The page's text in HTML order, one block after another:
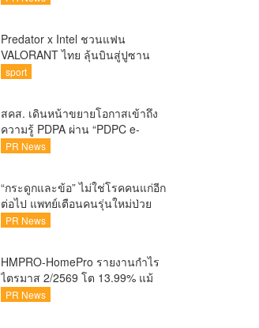
Predator x Intel ชวนแฟน
VALORANT ไทย ลุ้นบินสู่ปูซาน
เชียร์ศึก VCT Pacific Finals Busan
สู่ปูซาน แบบติดขอบสนาม พร้อม
กิจกรรมสุดพิเศษตลอดทัวร์นาเมนต์
sport
สคส. เดินหน้าขยายโอกาสเข้าถึง
ความรู้ PDPA ผ่าน “PDPC e-
Learning” เรียนฟรี ทุกที่ ทุกเวลา
ปลอดภัย เผยยอดผู้เข้าเรียนล่าสุด
ทะลุ 8 หมื่นรายแล้ว
PR News
“กระดูกและข้อ” ไม่ใช่โรคคนแก่อีก
ต่อไป แพทย์เตือนคนรุ่นใหม่ป่วย
เพิ่ม 20-30% เสี่ยง ‘ข้อเข่าเสื่อม
PR News
HMPRO-HomePro รายงานกำไร
ไตรมาส 2/2569 โต 13.99% แม้
เศรษฐกิจผันผวนเดินหน้าขยาย
PR News